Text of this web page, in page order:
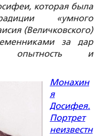
которая была
«умного
(Величковского)
за дар
опытность и
Монахин
я
Досифея.
Портрет
неизвестн